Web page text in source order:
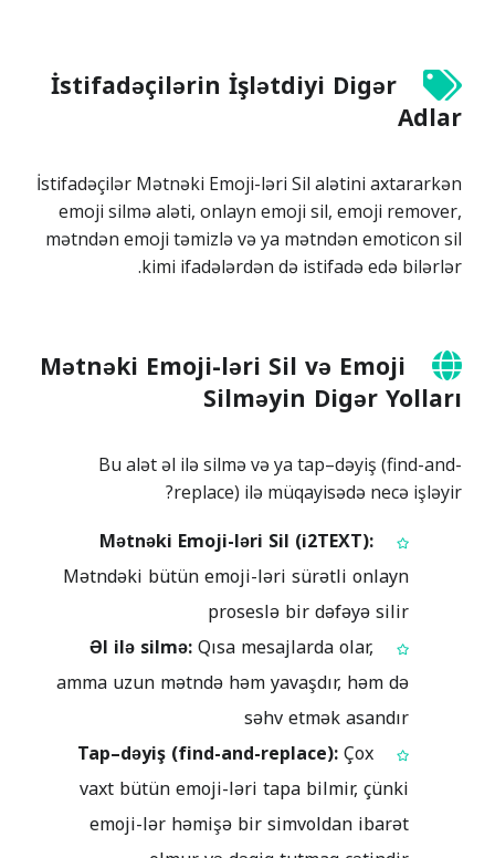
İstifadəçilərin İşlətdiyi Digər
Adlar
İstifadəçilər Mətnəki Emoji-ləri Sil alətini axtararkən
emoji silmə aləti, onlayn emoji sil, emoji remover,
mətndən emoji təmizlə və ya mətndən emoticon sil
kimi ifadələrdən də istifadə edə bilərlər.
Mətnəki Emoji-ləri Sil və Emoji
Silməyin Digər Yolları
Bu alət əl ilə silmə və ya tap–dəyiş (find-and-
replace) ilə müqayisədə necə işləyir?
Mətnəki Emoji-ləri Sil (i2TEXT):
Mətndəki bütün emoji-ləri sürətli onlayn
proseslə bir dəfəyə silir
Əl ilə silmə:Qısa mesajlarda olar,
amma uzun mətndə həm yavaşdır, həm də
səhv etmək asandır
Tap–dəyiş (find-and-replace):Çox
vaxt bütün emoji-ləri tapa bilmir, çünki
emoji-lər həmişə bir simvoldan ibarət